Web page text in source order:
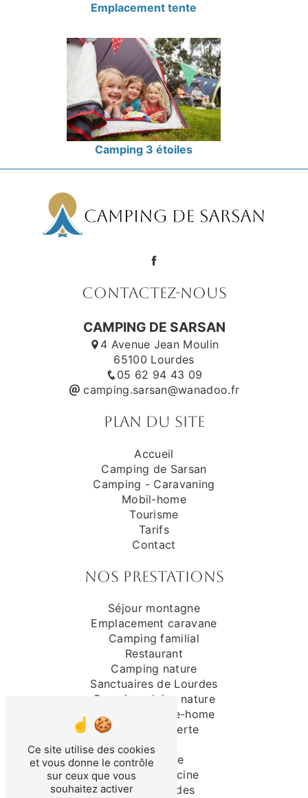
Emplacement tente
Camping 3 étoiles
Contactez-nous
CAMPING DE SARSAN
4 Avenue Jean Moulin
65100 Lourdes
05 62 94 43 09
camping.sarsan@wanadoo.fr
Plan du site
Accueil
Camping de Sarsan
Camping - Caravaning
Mobil-home
Tourisme
Tarifs
Contact
Nos prestations
Séjour montagne
Emplacement caravane
Camping familial
Restaurant
Camping nature
Sanctuaires de Lourdes
Camping pleine nature
Location mobile-home
Piscine couverte
Camping
Randonnée
Camping piscine
Séjour Lourdes
Ce site utilise des cookies
et vous donne le contrôle
sur ceux que vous
souhaitez activer